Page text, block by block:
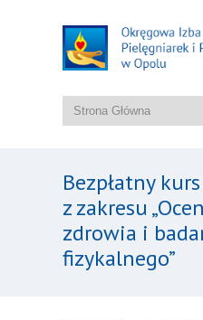
Bezpłatny
z zakresu
zdrowia i
fizykalnego”